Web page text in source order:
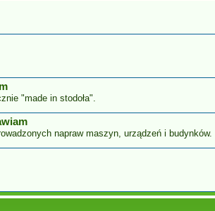
"made in stodoła".
napraw maszyn, urządzeń i budynków.